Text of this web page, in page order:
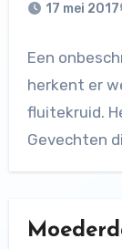
17 mei 2017
Een
herkent er
fluitekruid.
Gevechten